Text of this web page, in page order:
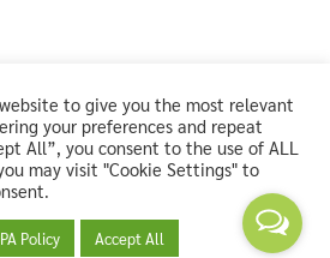
to give you the most relevant
your preferences and repeat
All”, you consent to the use of ALL
may visit "Cookie Settings" to
Policy Accept All